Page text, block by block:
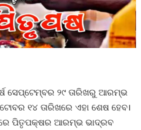
ସେପ୍ଟେମ୍ବର ୨୯ ତାରିଖରୁ ଆରମ୍ଭ
୧୪ ତାରିଖରେ ଏହା ଶେଷ ହେବ।
ପିତୃପକ୍ଷର ଆରମ୍ଭ ଭାଦ୍ରବ